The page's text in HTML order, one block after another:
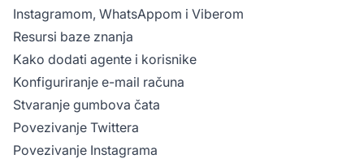
Instagramom, WhatsAppom i Viberom
Resursi baze znanja
Kako dodati agente i korisnike
Konfiguriranje e-mail računa
Stvaranje gumbova čata
Povezivanje Twittera
Povezivanje Instagrama